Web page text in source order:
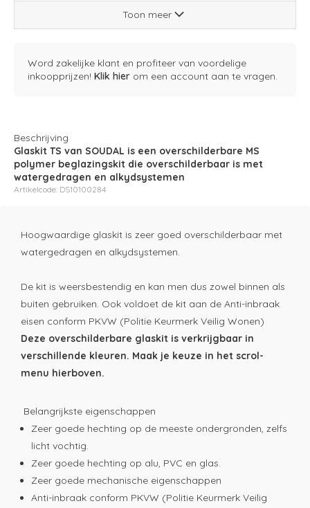
Toon meer
Word zakelijke klant en profiteer van voordelige
inkoopprijzen! Klik hier om een account aan te vragen.
Beschrijving
Glaskit TS van SOUDAL is een overschilderbare MS
polymer beglazingskit die overschilderbaar is met
watergedragen en alkydsystemen
Artikelcode: DS10100284
Hoogwaardige glaskit is zeer goed overschilderbaar met
watergedragen en alkydsystemen.
De kit is weersbestendig en kan men dus zowel binnen als
buiten gebruiken. Ook voldoet de kit aan de Anti-inbraak
eisen conform PKVW (Politie Keurmerk Veilig Wonen)
Deze overschilderbare glaskit is verkrijgbaar in
verschillende kleuren. Maak je keuze in het scrol-
menu hierboven.
Belangrijkste eigenschappen
Zeer goede hechting op de meeste ondergronden, zelfs
licht vochtig.
Zeer goede hechting op alu, PVC en glas.
Zeer goede mechanische eigenschappen
Anti-inbraak conform PKVW (Politie Keurmerk Veilig